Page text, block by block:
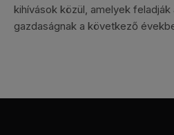
kihívások közül, amelyek
gazdaságnak a következő